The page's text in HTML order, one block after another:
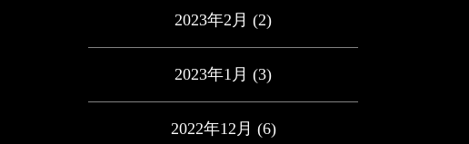
2023年2月 (2)
2023年1月 (3)
2022年12月 (6)